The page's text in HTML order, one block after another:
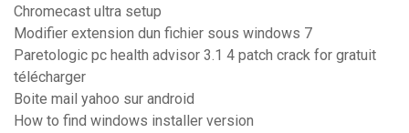
Chromecast ultra setup
Modifier extension dun fichier sous windows 7
Paretologic pc health advisor 3.1 4 patch crack for gratuit
télécharger
Boite mail yahoo sur android
How to find windows installer version